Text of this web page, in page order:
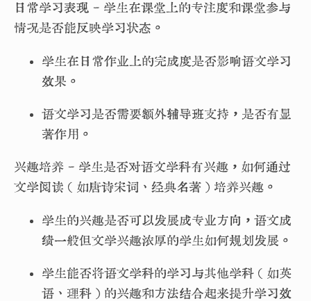
日常学习表现 - 学生在课堂上的专注度和课堂参与
情况是否能反映学习状态。
学生在日常作业上的完成度是否影响语文学习
效果。
语文学习是否需要额外辅导班支持，是否有显
著作用。
兴趣培养 - 学生是否对语文学科有兴趣，如何通过
文学阅读（如唐诗宋词、经典名著）培养兴趣。
学生的兴趣是否可以发展成专业方向，语文成
绩一般但文学兴趣浓厚的学生如何规划发展。
学生能否将语文学科的学习与其他学科（如英
语、理科）的兴趣和方法结合起来提升学习效